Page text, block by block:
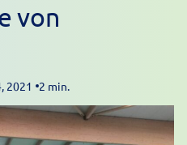
von
2021 2 min.